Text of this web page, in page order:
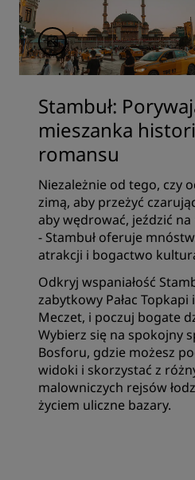
Stambuł:
mieszanka
romansu
Niezależnie od tego, czy
zimą, aby przeżyć
aby wędrować, jeździć
- Stambuł oferuje
atrakcji i bogactwo
Odkryj wspaniałość
zabytkowy Pałac
Meczet, i poczuj bogate
Wybierz się na spokojny
Bosforu, gdzie możesz
widoki i skorzystać z
malowniczych rejsów
życiem uliczne bazary.